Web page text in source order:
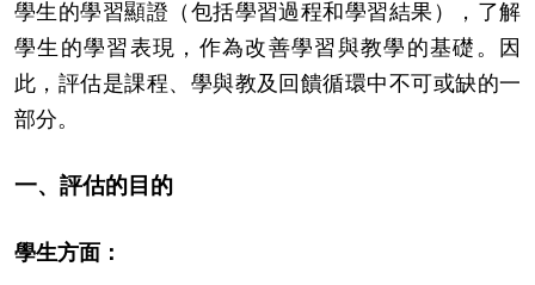
學生的學習顯證（包括學習過程和學習結果），了解
學生的學習表現，作為改善學習與教學的基礎。因
此，評估是課程、學與教及回饋循環中不可或缺的一
部分。
一、評估的目的
學生方面：